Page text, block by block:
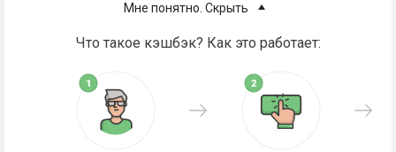
Мне понятно. Скрыть
Что такое кэшбэк? Как это работает: